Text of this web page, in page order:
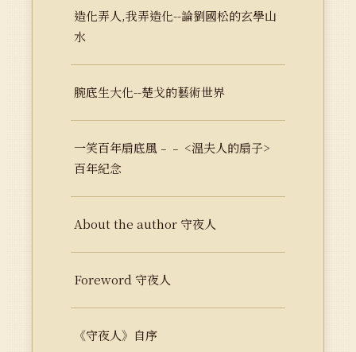
造化弄人,我弄造化--論劉國松的玄學山
水
腕底生大化--楚戈的藝術世界
一笑百年扇底風﹣﹣ <溫夫人的扇子>
百年紀念
About the author 守夜人
Foreword 守夜人
《守夜人》自序